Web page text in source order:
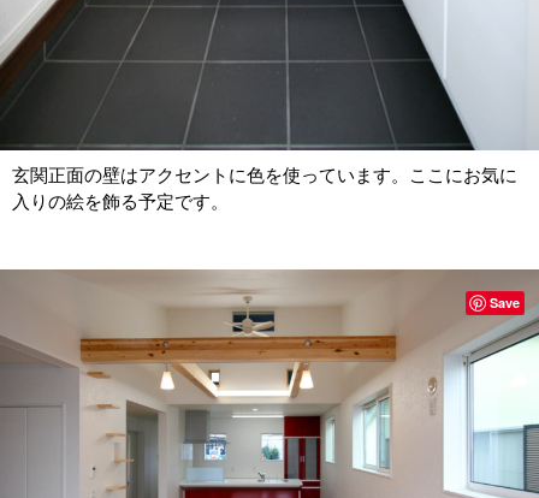
玄関正面の壁はアクセントに色を使っています。ここにお気に
入りの絵を飾る予定です。
Save